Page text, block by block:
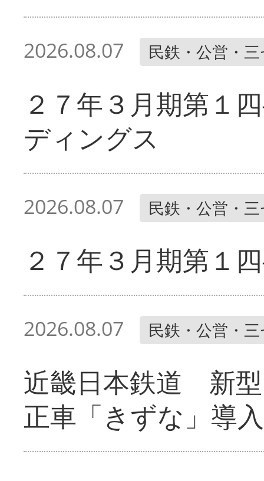
2026.08.07 民鉄・公営・
２７年３月期第１
ディングス
2026.08.07 民鉄・公営・
２７年３月期第１
2026.08.07 民鉄・公営・
近畿日本鉄道 新
正車「きずな」導入